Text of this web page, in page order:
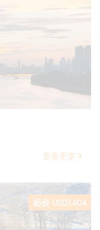
查看更多
起价 USD1604